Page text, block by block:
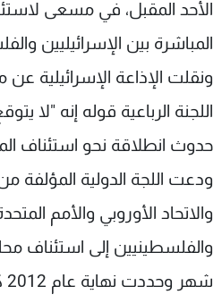
الأحد المقبل، في مسعى
المباشرة بين الإسرائيليين
ونقلت الإذاعة الإسرائيلية
اللجنة الرباعية قوله إنه "لا
حدوث انطلاقة نحو استئناف
ودعت اللجة الدولية المؤلفة
والاتحاد الأوروبي والأمم
والفلسطينيين إلى استئناف
شهر وحددت نهاية عام 2012 كموعد نهائي لإتمامها.
الإنـتـاج
لاعلاناتكم
تواصل
شروط